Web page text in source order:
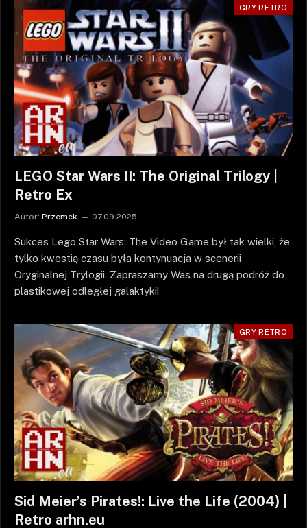
GRY RETRO
LEGO Star Wars II: The Original Trilogy |
Retro Ex
Autor: Przemek 07.09.2025
Sukces Lego Star Wars: The Video Game był tak wielki, że
tylko kwestią czasu była kontynuacja w scenerii
Oryginalnej Trylogii. Zapraszamy Was na drugą podróż do
plastikowej odległej galaktyki!
GRY RETRO
Sid Meier’s Pirates!: Live the Life (2004) |
Retro arhn.eu